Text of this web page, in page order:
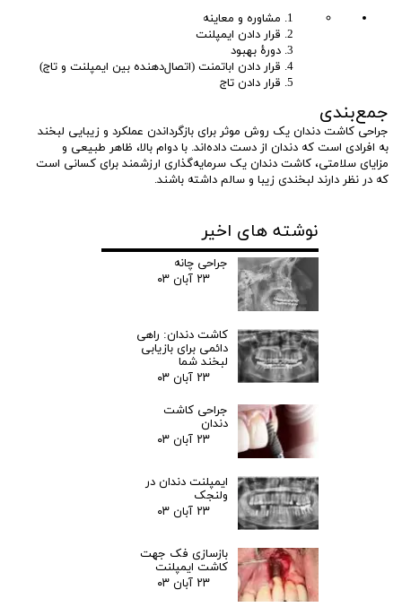
مشاوره و معاینه
قرار دادن ایمپلنت
دورهٔ بهبود
قرار دادن اباتمنت (اتصال‌دهنده بین ایمپلنت و تاج)
قرار دادن تاج
جمع‌بندی
جراحی کاشت دندان یک روش موثر برای بازگرداندن عملکرد و زیبایی لبخند
به افرادی است که دندان از دست داده‌اند. با دوام بالا، ظاهر طبیعی و
مزایای سلامتی، کاشت دندان یک سرمایه‌گذاری ارزشمند برای کسانی است
که در نظر دارند لبخندی زیبا و سالم داشته باشند.
نوشته های اخیر
جراحی چانه
۲۳ آبان ۰۳
کاشت دندان: راهی
دائمی برای بازیابی
لبخند شما
۲۳ آبان ۰۳
جراحی کاشت
دندان
۲۳ آبان ۰۳
ایمپلنت دندان در
ولنجک
۲۳ آبان ۰۳
بازسازی فک جهت
کاشت ایمپلنت
۲۳ آبان ۰۳